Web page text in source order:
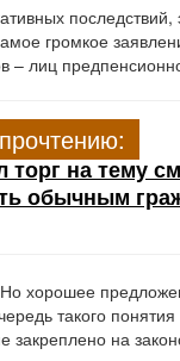
громкое
– лиц
на тему
обычным
хорошее
такого
закреплено на